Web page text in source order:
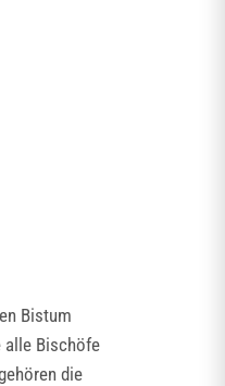
Bistum
alle Bischöfe
die